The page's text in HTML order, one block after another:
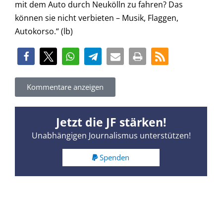
mit dem Auto durch Neukölln zu fahren? Das
können sie nicht verbieten – Musik, Flaggen,
Autokorso.“ (lb)
Kommentare anzeigen
Jetzt die JF stärken!
Unabhängigen Journalismus unterstützen!
Spenden